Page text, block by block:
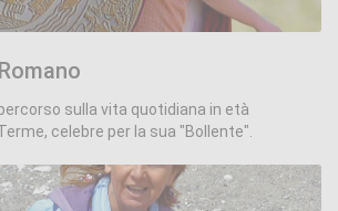
sulla vita quotidiana in età
celebre per la sua "Bollente".